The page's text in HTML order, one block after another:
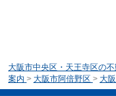
大阪市中央区・天王寺区の
案内 > 大阪市阿倍野区 > 大